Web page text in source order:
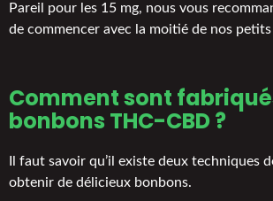
Pareil pour les 15 mg, nous vous
de commencer avec la moitié de nos
Comment sont
bonbons THC-CBD ?
Il faut savoir qu’il existe deux techniques
obtenir de délicieux bonbons.